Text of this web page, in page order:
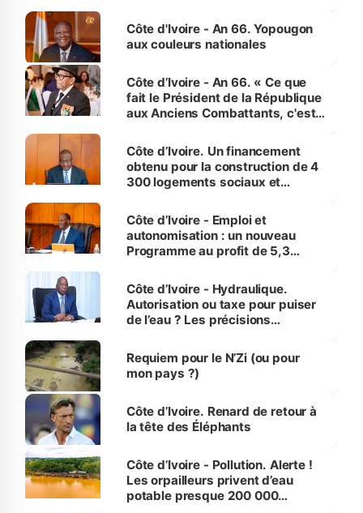
l'Etat de droit pour préserver les
vies humaines »
Côte d'Ivoire - An 66. Yopougon
aux couleurs nationales
Côte d’Ivoire - An 66. « Ce que
fait le Président de la République
aux Anciens Combattants, c'est
Côte d’Ivoire. Un financement
obtenu pour la construction de 4
300 logements sociaux et
et Yamoussoukro
Côte d’Ivoire - Emploi et
autonomisation : un nouveau
Programme au profit de 5,3
Côte d’Ivoire - Hydraulique.
Autorisation ou taxe pour puiser
de l’eau ? Les précisions
Requiem pour le N’Zi (ou pour
mon pays ?)
Côte d’Ivoire. Renard de retour à
la tête des Éléphants
Côte d’Ivoire - Pollution. Alerte !
Les orpailleurs privent d’eau
potable presque 200 000